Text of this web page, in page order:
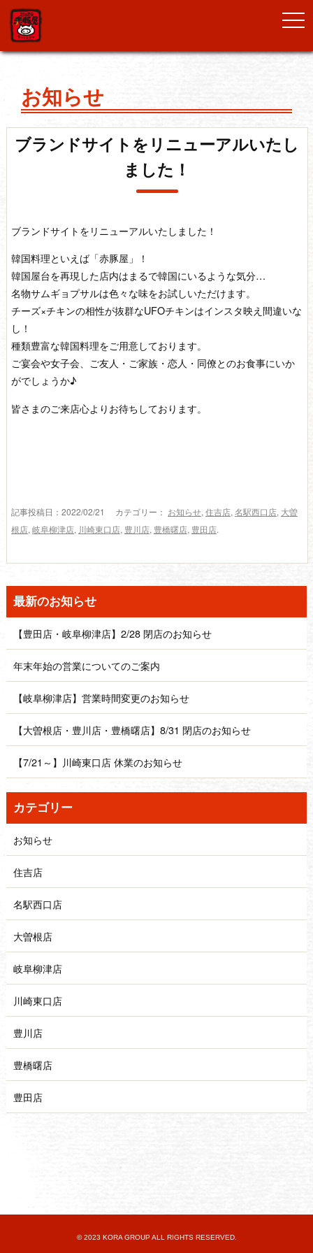
お知らせ
ブランドサイトをリニューアルいたし
ました！
ブランドサイトをリニューアルいたしました！
韓国料理といえば「赤豚屋」！
韓国屋台を再現した店内はまるで韓国にいるような気分…
名物サムギョプサルは色々な味をお試しいただけます。
チーズ×チキンの相性が抜群なUFOチキンはインスタ映え間違いな
し！
種類豊富な韓国料理をご用意しております。
ご宴会や女子会、ご友人・ご家族・恋人・同僚とのお食事にいか
がでしょうか♪
皆さまのご来店心よりお待ちしております。
記事投稿日：2022/02/21 カテゴリー： お知らせ, 住吉店, 名駅西口店, 大曽
根店, 岐阜柳津店, 川崎東口店, 豊川店, 豊橋曙店, 豊田店.
最新のお知らせ
【豊田店・岐阜柳津店】2/28 閉店のお知らせ
年末年始の営業についてのご案内
【岐阜柳津店】営業時間変更のお知らせ
【大曽根店・豊川店・豊橋曙店】8/31 閉店のお知らせ
【7/21～】川崎東口店 休業のお知らせ
カテゴリー
お知らせ
住吉店
名駅西口店
大曽根店
岐阜柳津店
川崎東口店
豊川店
豊橋曙店
豊田店
© 2023 KORA GROUP ALL RIGHTS RESERVED.